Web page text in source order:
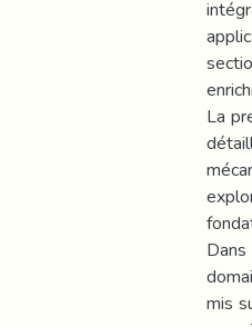
La
mis